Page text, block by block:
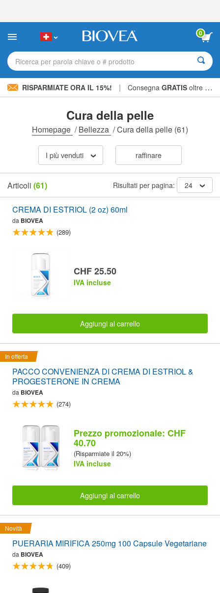
sito
include
sistema
0
Ricerca per parola chiave o # prodotto
RISPARMIATE ORA IL 15%! | Consegna GRATIS oltre CHF 56.00 »
Cura della pelle
Homepage /Bellezza /Cura della pelle (61)
I più venduti raffinare
Articoli (61) Risultati per pagina: 24
CREMA DI ESTRIOL (2 oz) 60ml
da BIOVEA
(289)
CHF 25.50
IVA incluse
Aggiungi al carrello
In offerta
PACCO CONVENIENZA DI CREMA DI ESTRIOL &
PROGESTERONE IN CREMA
da BIOVEA
(274)
Prezzo promozionale: CHF
40.70
(Risparmiate il 20%)
IVA incluse
Aggiungi al carrello
Novità
PUERARIA MIRIFICA 250mg 100 Capsule Vegetariane
da BIOVEA
(409)